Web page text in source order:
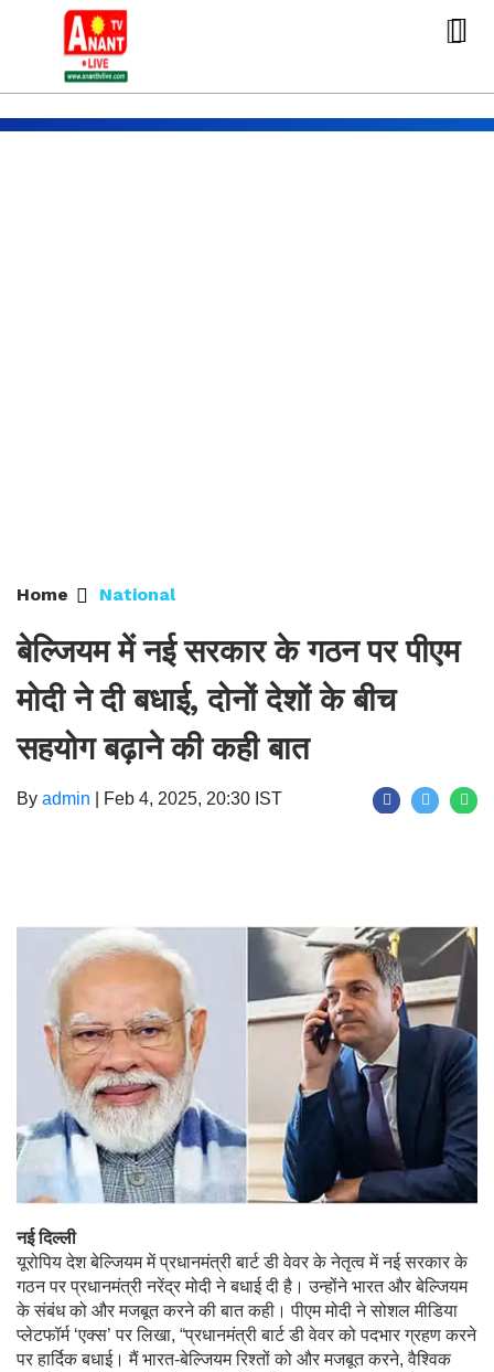
Home National
बेल्जियम में नई सरकार के गठन पर पीएम
मोदी ने दी बधाई, दोनों देशों के बीच
सहयोग बढ़ाने की कही बात
By admin Feb 4, 2025, 20:30 IST
नई दिल्ली
यूरोपिय देश बेल्जियम में प्रधानमंत्री बार्ट डी वेवर के नेतृत्व में नई सरकार के
गठन पर प्रधानमंत्री नरेंद्र मोदी ने बधाई दी है। उन्होंने भारत और बेल्जियम
के संबंध को और मजबूत करने की बात कही। पीएम मोदी ने सोशल मीडिया
प्लेटफॉर्म ‘एक्स’ पर लिखा, “प्रधानमंत्री बार्ट डी वेवर को पदभार ग्रहण करने
पर हार्दिक बधाई। मैं भारत-बेल्जियम रिश्तों को और मजबूत करने, वैश्विक